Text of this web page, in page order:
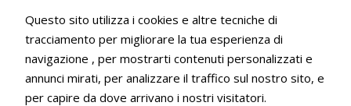
Serie A. Il Bologna nel girone veneto
29 LUGLIO 2026
Francesco Andrei convocato al Camp estivo della nazionale
Questo sito utilizza i cookies e altre tecniche di
tracciamento per migliorare la tua esperienza di
navigazione , per mostrarti contenuti personalizzati e
annunci mirati, per analizzare il traffico sul nostro sito, e
per capire da dove arrivano i nostri visitatori.